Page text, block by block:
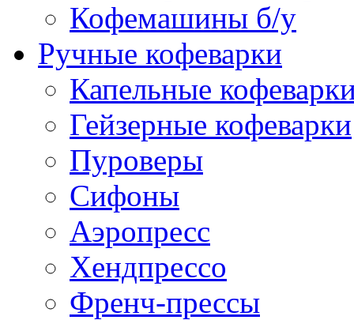
Кофемашины б/у
Ручные кофеварки
Капельные
Гейзерные кофеварки
Пуроверы
Сифоны
Аэропресс
Хендпрессо
Френч-прессы